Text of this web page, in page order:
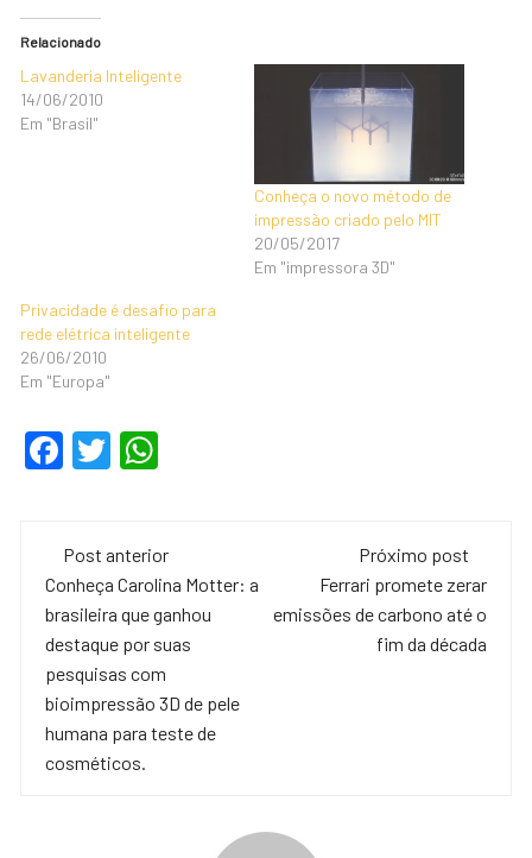
Relacionado
Lavanderia Inteligente
14/06/2010
Em "Brasil"
Conheça o novo método de
impressão criado pelo MIT
20/05/2017
Em "impressora 3D"
Privacidade é desafio para
rede elétrica inteligente
26/06/2010
Em "Europa"
F
e
b
o
o
k
T
er s
A
p
p
Navegação
de
post
Post anterior
Conheça Carolina Motter: a
brasileira que ganhou
destaque por suas
pesquisas com
bioimpressão 3D de pele
humana para teste de
cosméticos.
Próximo post
Ferrari promete zerar
emissões de carbono até o
fim da década